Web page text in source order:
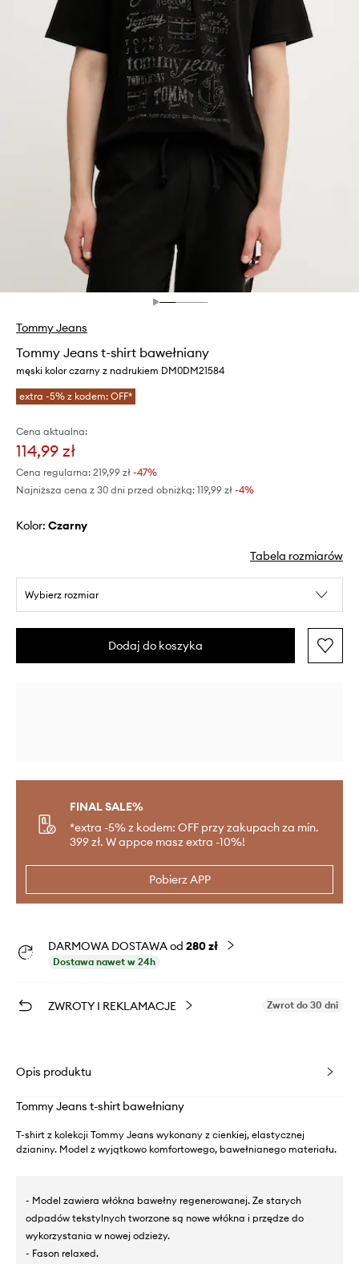
Tommy Jeans
Tommy Jeans t-shirt bawełniany
męski kolor czarny z nadrukiem DM0DM21584
extra -5% z kodem: OFF*
Cena aktualna:
114,99 zł
Cena regularna: 219,99 zł -47%
Najniższa cena z 30 dni przed obniżką: 119,99 zł -4%
Kolor: czarny
Tabela rozmiarów
Wybierz rozmiar
Dodaj do koszyka
FINAL SALE%
*extra -5% z kodem: OFF przy zakupach za min.
399 zł. W appce masz extra -10%!
Pobierz APP
DARMOWA DOSTAWA od 280 zł
Dostawa nawet w 24h
ZWROTY I REKLAMACJE Zwrot do 30 dni
Opis produktu
Tommy Jeans t-shirt bawełniany
T-shirt z kolekcji Tommy Jeans wykonany z cienkiej, elastycznej
dzianiny. Model z wyjątkowo komfortowego, bawełnianego materiału.
- Model zawiera włókna bawełny regenerowanej. Ze starych
odpadów tekstylnych tworzone są nowe włókna i przędze do
wykorzystania w nowej odzieży.
- Fason relaxed.